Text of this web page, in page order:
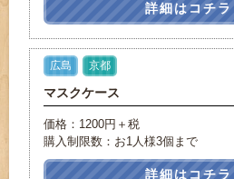
詳細はコチラ
広島 京都
マスクケース
価格：1200円＋税
購入制限数：お1人様3個まで
詳細はコチラ